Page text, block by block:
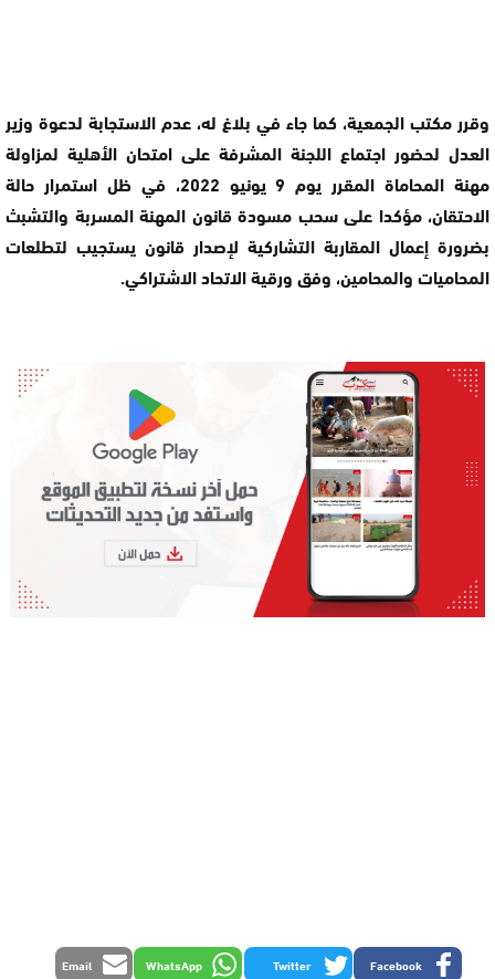
وقرر مكتب الجمعية، كما جاء في بلاغ له، عدم الاستجابة لدعوة وزير
العدل لحضور اجتماع اللجنة المشرفة على امتحان الأهلية لمزاولة
مهنة المحاماة المقرر يوم 9 يونيو 2022، في ظل استمرار حالة
الاحتقان، مؤكدا على سحب مسودة قانون المهنة المسربة والتشبث
بضرورة إعمال المقاربة التشاركية لإصدار قانون يستجيب لتطلعات
المحاميات والمحامين، وفق ورقية الاتحاد الاشتراكي.
Facebook
Twitter
WhatsApp
Email